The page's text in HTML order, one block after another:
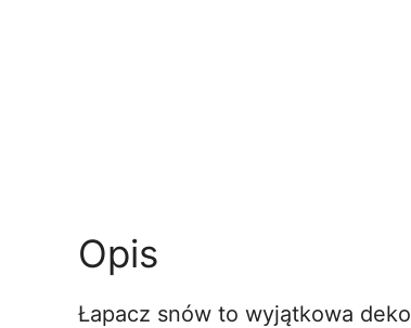
Opis
Łapacz snów to wyjątkowa